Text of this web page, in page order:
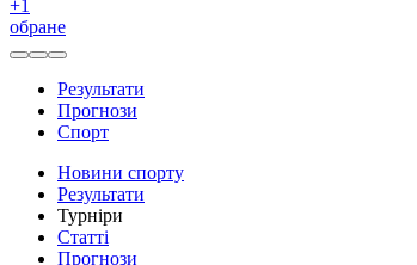
+1
обране
Результати
Прогнози
Спорт
Новини спорту
Результати
Турніри
Статті
Прогнози